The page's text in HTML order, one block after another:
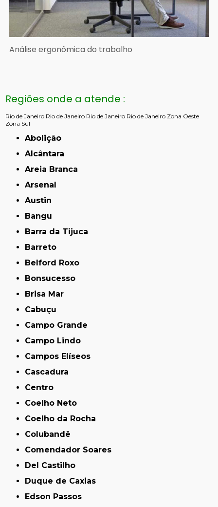
Análise ergonômica do trabalho
Regiões onde a atende :
Rio de Janeiro Rio de Janeiro Rio de Janeiro Rio de Janeiro Zona Oeste
Zona Sul
Abolição
Alcântara
Areia Branca
Arsenal
Austin
Bangu
Barra da Tijuca
Barreto
Belford Roxo
Bonsucesso
Brisa Mar
Cabuçu
Campo Grande
Campo Lindo
Campos Elíseos
Cascadura
Centro
Coelho Neto
Coelho da Rocha
Colubandê
Comendador Soares
Del Castilho
Duque de Caxias
Edson Passos